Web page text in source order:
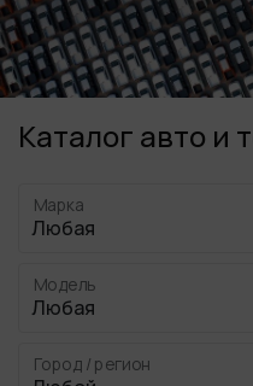
Каталог авто и
Марка
Модель
Город / регион